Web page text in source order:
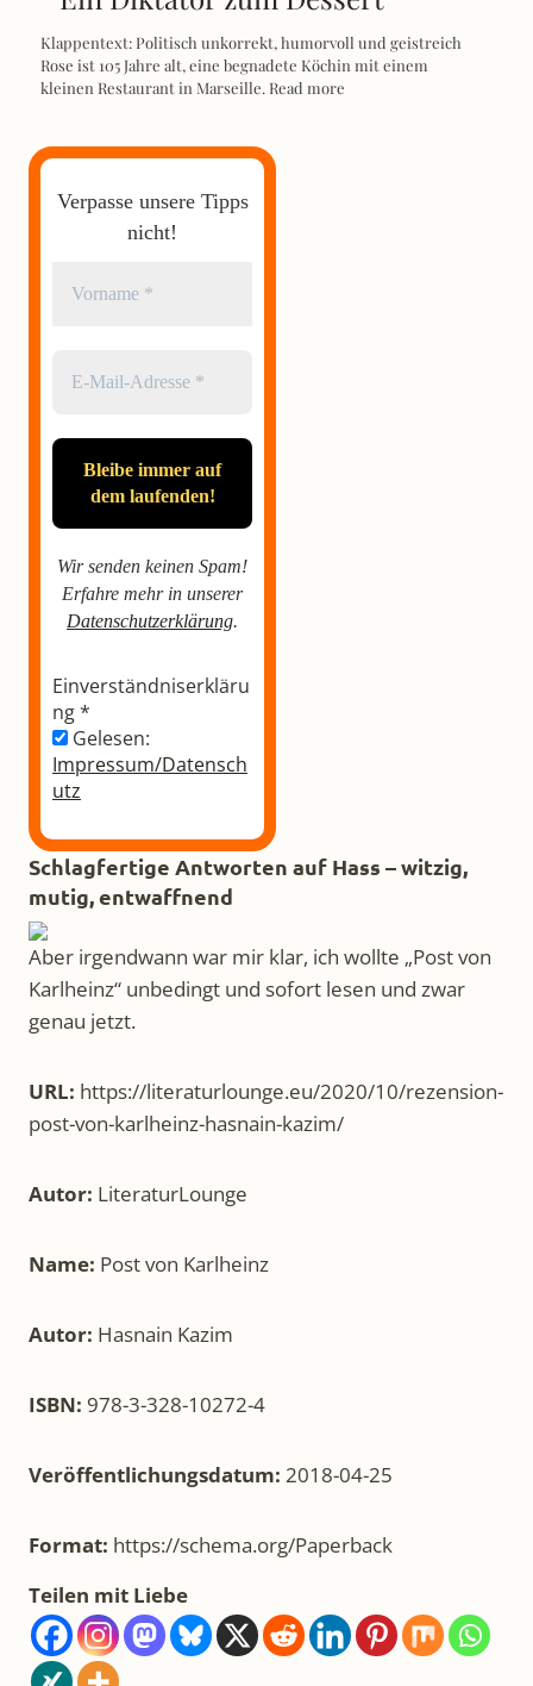
Klappentext: Politisch unkorrekt, humorvoll und geistreich
Rose ist 105 Jahre alt, eine begnadete Köchin mit einem
kleinen Restaurant in Marseille. Read more
Verpasse unsere Tipps
nicht!
Wir senden keinen Spam!
Erfahre mehr in unserer
Datenschutzerklärung.
Einverständniserkläru
ng*
Gelesen:
Impressum/Datensch
utz
Schlagfertige Antworten auf Hass – witzig,
mutig, entwaffnend
Aber irgendwann war mir klar, ich wollte „Post von
Karlheinz“ unbedingt und sofort lesen und zwar
genau jetzt.
URL: https://literaturlounge.eu/2020/10/rezension-
post-von-karlheinz-hasnain-kazim/
Autor: LiteraturLounge
Name: Post von Karlheinz
Autor: Hasnain Kazim
ISBN: 978-3-328-10272-4
Veröffentlichungsdatum: 2018-04-25
Format: https://schema.org/Paperback
Teilen mit Liebe